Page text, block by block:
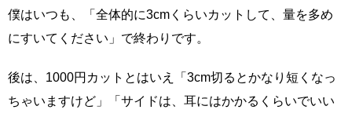
僕はいつも、「全体的に3cmくらいカットして、量を多め
にすいてください」で終わりです。
後は、1000円カットとはいえ「3cm切るとかなり短くなっ
ちゃいますけど」「サイドは、耳にはかかるくらいでいい